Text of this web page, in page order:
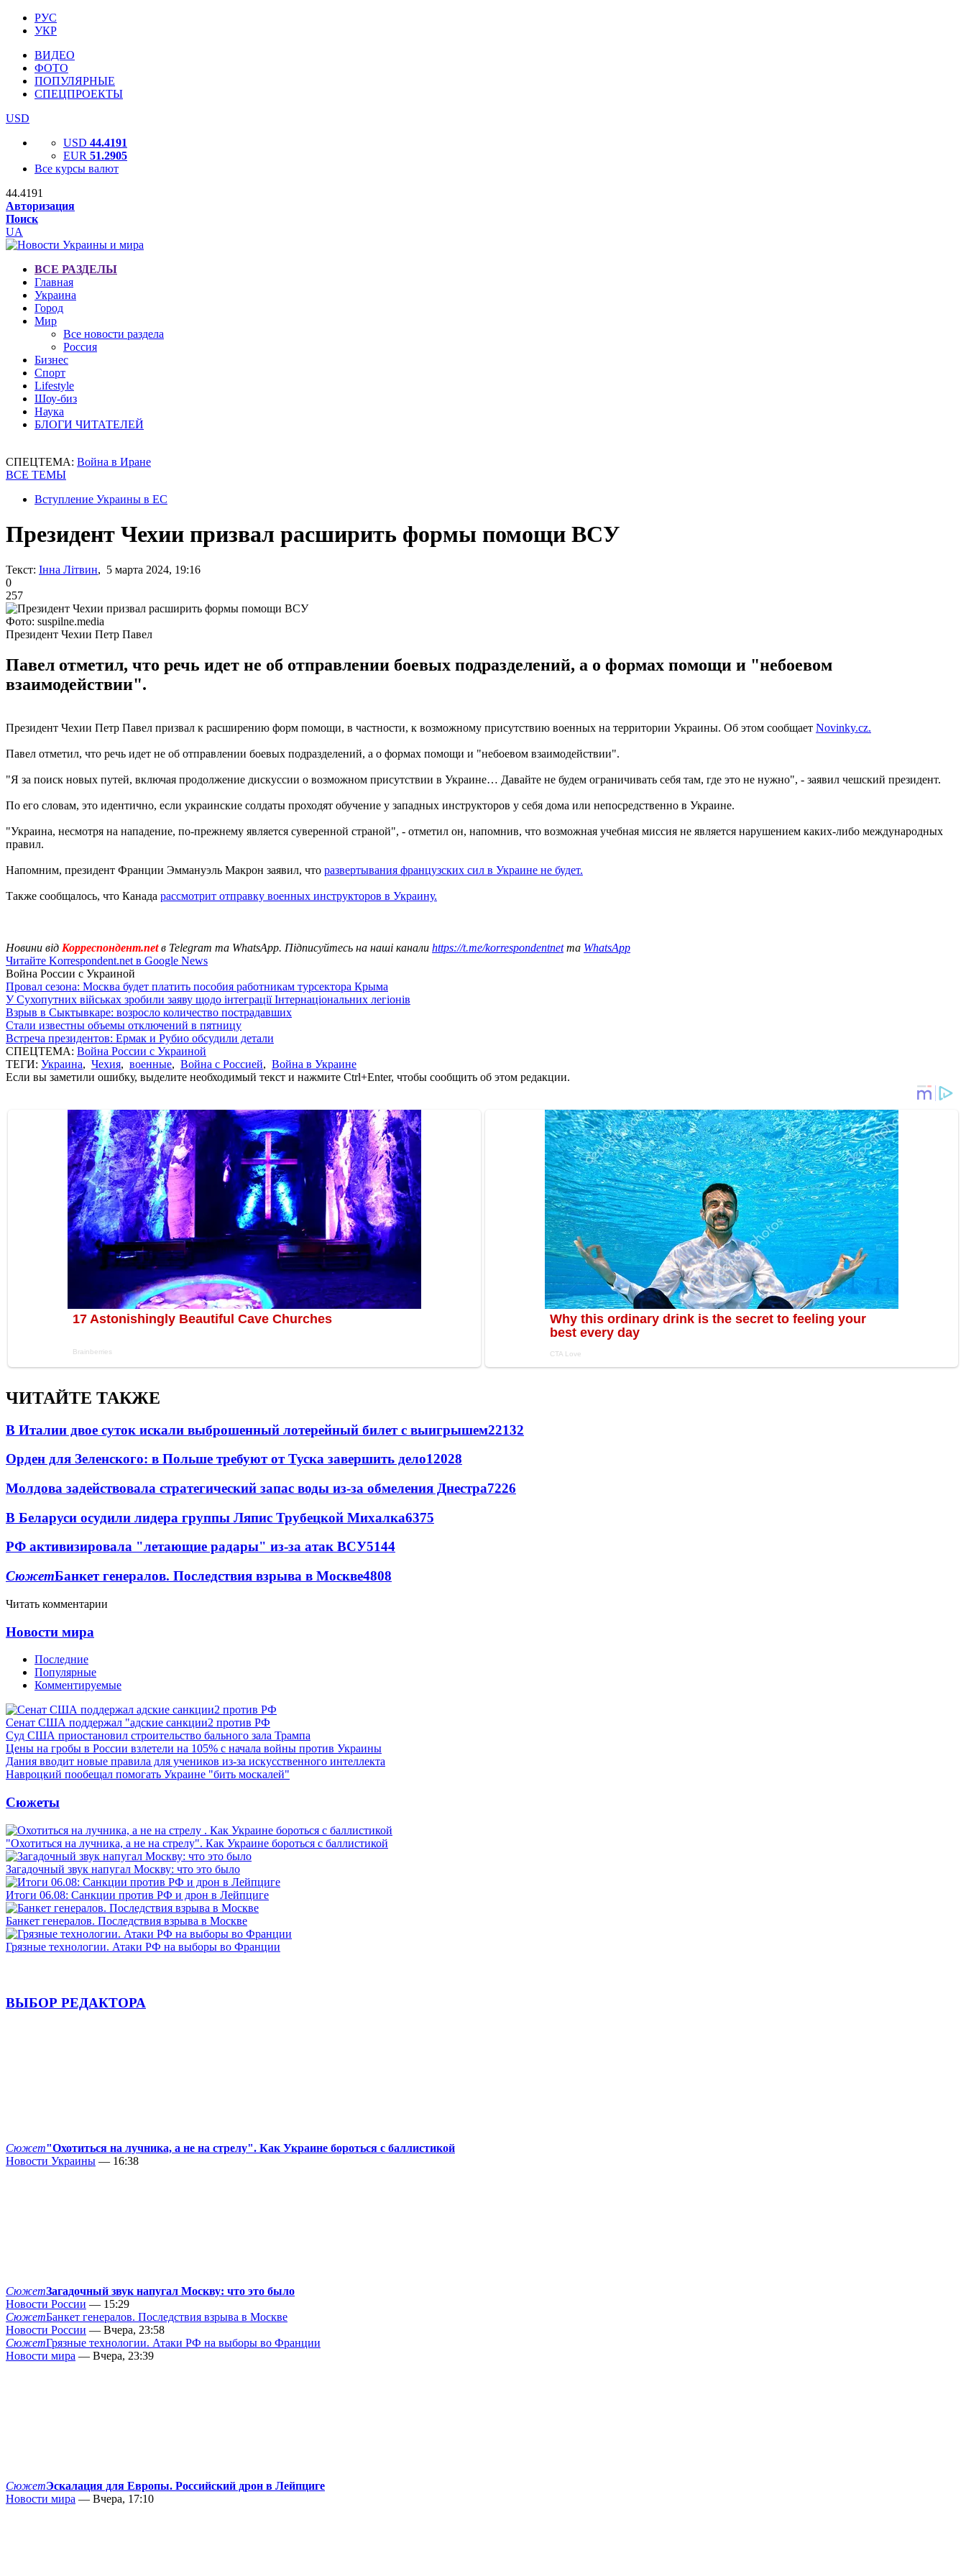
РУС
УКР
ВИДЕО
ФОТО
ПОПУЛЯРНЫЕ
СПЕЦПРОЕКТЫ
USD
USD 44.4191
EUR 51.2905
Все курсы валют
44.4191
Авторизация
Поиск
UA
ВСЕ РАЗДЕЛЫ
Главная
Украина
Город
Мир
Все новости раздела
Россия
Бизнес
Спорт
Lifestyle
Шоу-биз
Наука
БЛОГИ ЧИТАТЕЛЕЙ
СПЕЦТЕМА: Война в Иране
ВСЕ ТЕМЫ
Вступление Украины в ЕС
Президент Чехии призвал расширить формы помощи ВСУ
Текст: Інна Літвин, 5 марта 2024, 19:16
0
257
Фото: suspilne.media
Президент Чехии Петр Павел
Павел отметил, что речь идет не об отправлении боевых подразделений, а о формах помощи и "небоевом
взаимодействии".
Президент Чехии Петр Павел призвал к расширению форм помощи, в частности, к возможному присутствию военных на территории Украины. Об этом сообщает Novinky.cz.
Павел отметил, что речь идет не об отправлении боевых подразделений, а о формах помощи и "небоевом взаимодействии".
"Я за поиск новых путей, включая продолжение дискуссии о возможном присутствии в Украине… Давайте не будем ограничивать себя там, где это не нужно", - заявил чешский президент.
По его словам, это идентично, если украинские солдаты проходят обучение у западных инструкторов у себя дома или непосредственно в Украине.
"Украина, несмотря на нападение, по-прежнему является суверенной страной", - отметил он, напомнив, что возможная учебная миссия не является нарушением каких-либо международных
правил.
Напомним, президент Франции Эммануэль Макрон заявил, что развертывания французских сил в Украине не будет.
Также сообщалось, что Канада рассмотрит отправку военных инструкторов в Украину.
Новини від Корреспондент.netв Telegram та WhatsApp. Підписуйтесь на наші канали https://t.me/korrespondentnetта WhatsApp
Читайте Korrespondent.net в Google News
Война России с Украиной
Провал сезона: Москва будет платить пособия работникам турсектора Крыма
У Сухопутних військах зробили заяву щодо інтеграції Інтернаціональних легіонів
Взрыв в Сыктывкаре: возросло количество пострадавших
Стали известны объемы отключений в пятницу
Встреча президентов: Ермак и Рубио обсудили детали
СПЕЦТЕМА: Война России с Украиной
ТЕГИ: Украина, Чехия, военные, Война с Россией, Война в Украине
Если вы заметили ошибку, выделите необходимый текст и нажмите Ctrl+Enter, чтобы сообщить об этом редакции.
ЧИТАЙТЕ ТАКЖЕ
В Италии двое суток искали выброшенный лотерейный билет с выигрышем22132
Орден для Зеленского: в Польше требуют от Туска завершить дело12028
Молдова задействовала стратегический запас воды из-за обмеления Днестра7226
В Беларуси осудили лидера группы Ляпис Трубецкой Михалка6375
РФ активизировала "летающие радары" из-за атак ВСУ5144
СюжетБанкет генералов. Последствия взрыва в Москве4808
Читать комментарии
Новости мира
Последние
Популярные
Комментируемые
Сенат США поддержал "адские санкции2 против РФ
Суд США приостановил строительство бального зала Трампа
Цены на гробы в России взлетели на 105% с начала войны против Украины
Дания вводит новые правила для учеников из-за искусственного интеллекта
Навроцкий пообещал помогать Украине "бить москалей"
Сюжеты
"Охотиться на лучника, а не на стрелу". Как Украине бороться с баллистикой
Загадочный звук напугал Москву: что это было
Итоги 06.08: Санкции против РФ и дрон в Лейпциге
Банкет генералов. Последствия взрыва в Москве
Грязные технологии. Атаки РФ на выборы во Франции
ВЫБОР РЕДАКТОРА
Сюжет"Охотиться на лучника, а не на стрелу". Как Украине бороться с баллистикой
Новости Украины — 16:38
СюжетЗагадочный звук напугал Москву: что это было
Новости России — 15:29
СюжетБанкет генералов. Последствия взрыва в Москве
Новости России — Вчера, 23:58
СюжетГрязные технологии. Атаки РФ на выборы во Франции
Новости мира — Вчера, 23:39
СюжетЭскалация для Европы. Российский дрон в Лейпциге
Новости мира — Вчера, 17:10